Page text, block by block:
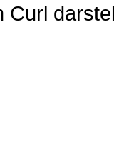
Curl